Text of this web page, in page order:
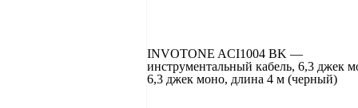
INVOTONE ACI1004 BK —
инструментальный кабель, 6,3 джек
6,3 джек моно, длина 4 м (черный)